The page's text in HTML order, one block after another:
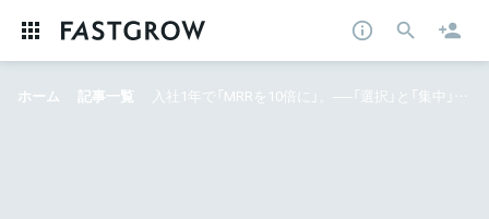
ホーム 記事一覧 入社1年で「MRRを10倍に」。──「選択」と「集中」を極めたYOUTRUST新田拓磨の“エースたる所以”